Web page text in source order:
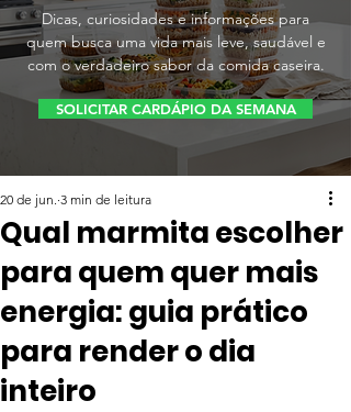
Dicas, curiosidades e informações para
quem busca uma vida mais leve, saudável e
com o verdadeiro sabor da comida caseira.
SOLICITAR CARDÁPIO DA SEMANA
Qual marmita escolher
para quem quer mais
energia: guia prático
para render o dia
inteiro
20 de jun. 3 min de leitura